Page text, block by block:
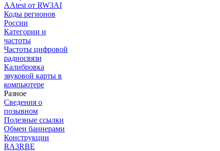
AAtest от RW3AI
Коды регионов
России
Категории и
частоты
Частоты цифровой
радиосвязи
Калибровка
звуковой карты в
компьютере
Разное
Сведения о
позывном
Полезные ссылки
Обмен баннерами
Конструкции
RA3RBE